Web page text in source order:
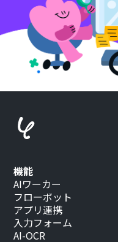
機能
AIワーカー
フローボット
アプリ連携
入力フォーム
AI-OCR